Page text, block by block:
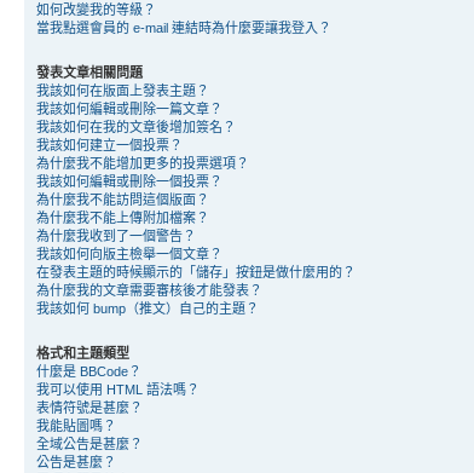
如何改變我的等級？
當我點選會員的 e-mail 連結時為什麼要讓我登入？
發表文章相關問題
我該如何在版面上發表主題？
我該如何編輯或刪除一篇文章？
我該如何在我的文章後增加簽名？
我該如何建立一個投票？
為什麼我不能增加更多的投票選項？
我該如何編輯或刪除一個投票？
為什麼我不能訪問這個版面？
為什麼我不能上傳附加檔案？
為什麼我收到了一個警告？
我該如何向版主檢舉一個文章？
在發表主題的時候顯示的「儲存」按鈕是做什麼用的？
為什麼我的文章需要審核後才能發表？
我該如何 bump（推文）自己的主題？
格式和主題類型
什麼是 BBCode？
我可以使用 HTML 語法嗎？
表情符號是甚麼？
我能貼圖嗎？
全域公告是甚麼？
公告是甚麼？